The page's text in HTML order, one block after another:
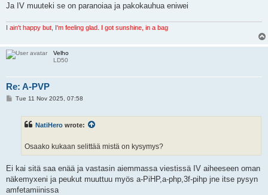
Ja IV muuteki se on paranoiaa ja pakokauhua eniwei
I ain't happy but, I'm feeling glad. I got sunshine, in a bag
Velho
LD50
Re: A-PVP
PTue 11 Nov 2025, 07:58
NatiHero wrote:
Osaako kukaan selittää mistä on kysymys?
Ei kai sitä saa enää ja vastasin aiemmassa viestissä IV aiheeseen oman
näkemyxeni ja peukut muuttuu myös a-PiHP,a-php,3f-pihp jne itse pysyn
amfetamiinissa